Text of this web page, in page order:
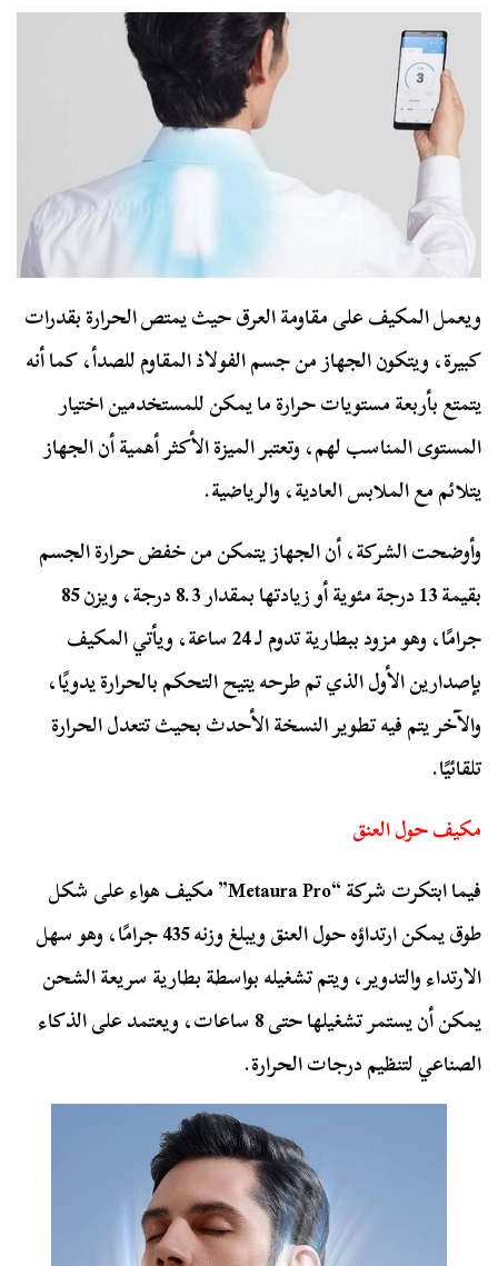
ويعمل المكيف على مقاومة العرق حيث يمتص الحرارة بقدرات
كبيرة، ويتكون الجهاز من جسم الفولاذ المقاوم للصدأ، كما أنه
يتمتع بأربعة مستويات حرارة ما يمكن للمستخدمين اختيار
المستوى المناسب لهم، وتعتبر الميزة الأكثر أهمية أن الجهاز
يتلائم مع الملابس العادية، والرياضية.
وأوضحت الشركة، أن الجهاز يتمكن من خفض حرارة الجسم
بقيمة 13 درجة مئوية أو زيادتها بمقدار 8.3 درجة، ويزن 85
جرامًا، وهو مزود ببطارية تدوم لـ 24 ساعة، ويأتي المكيف
بإصدارين الأول الذي تم طرحه يتيح التحكم بالحرارة يدويًا،
والآخر يتم فيه تطوير النسخة الأحدث بحيث تتعدل الحرارة
تلقائيًا.
مكيف حول العنق
فيما ابتكرت شركة “Metaura Pro” مكيف هواء على شكل
طوق يمكن ارتداؤه حول العنق ويبلغ وزنه 435 جرامًا، وهو سهل
الارتداء والتدوير، ويتم تشغيله بواسطة بطارية سريعة الشحن
يمكن أن يستمر تشغيلها حتى 8 ساعات، ويعتمد على الذكاء
الصناعي لتنظيم درجات الحرارة.